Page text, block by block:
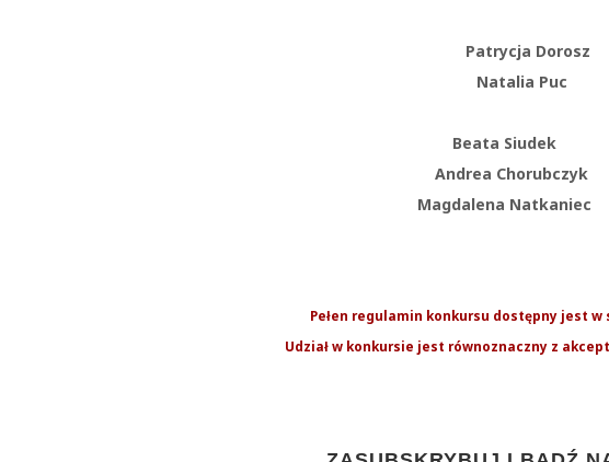
Patrycja Dorosz
Natalia Puc
Beata Siudek
Andrea Chorubczyk
Magdalena Natkaniec
Pełen regulamin konkursu dostępny jest w
Udział w konkursie jest równoznaczny z